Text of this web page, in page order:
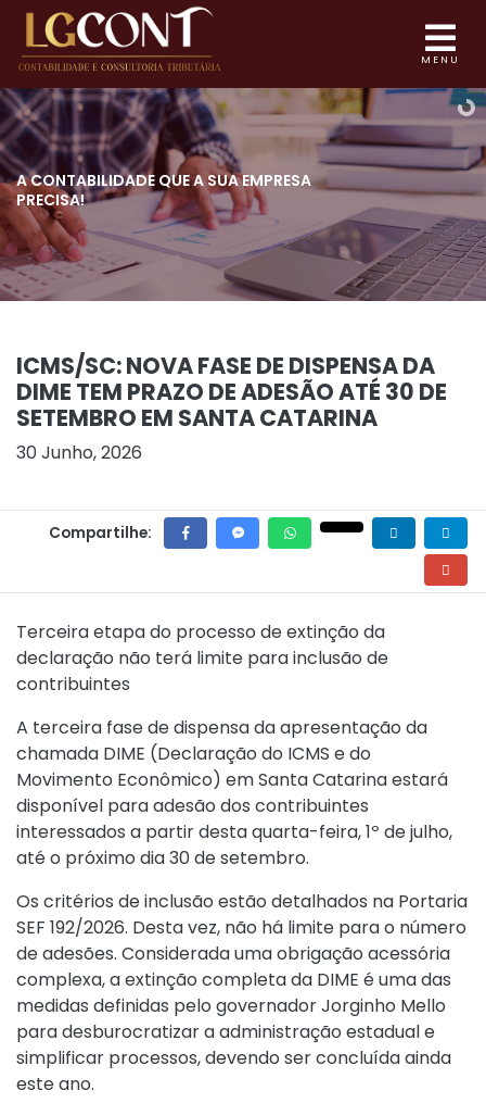
MENU
A CONTABILIDADE QUEA SUA EMPRESA
PRECISA!
ICMS/SC: NOVA FASE DE DISPENSA DA
DIME TEM PRAZO DE ADESÃO ATÉ 30 DE
SETEMBRO EM SANTA CATARINA
30 Junho, 2026
Compartilhe:
Terceira etapa do processo de extinção da
declaração não terá limite para inclusão de
contribuintes
A terceira fase de dispensa da apresentação da
chamada DIME (Declaração do ICMS e do
Movimento Econômico) em Santa Catarina estará
disponível para adesão dos contribuintes
interessados a partir desta quarta-feira, 1º de julho,
até o próximo dia 30 de setembro.
Os critérios de inclusão estão detalhados na Portaria
SEF 192/2026. Desta vez, não há limite para o número
de adesões. Considerada uma obrigação acessória
complexa, a extinção completa da DIME é uma das
medidas definidas pelo governador Jorginho Mello
para desburocratizar a administração estadual e
simplificar processos, devendo ser concluída ainda
este ano.